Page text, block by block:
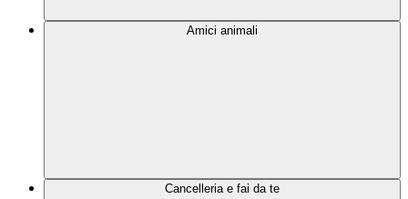
Amici animali
Cancelleria e fai da te